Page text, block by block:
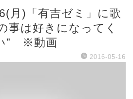
月)「有吉ゼミ」に歌
事は好きになってく
” ※動画
2016-05-16